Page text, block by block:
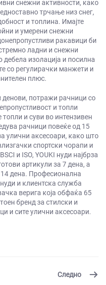
снежни активности, како
трчање низ снег,
и топлина. Имајте
и умерени снежни
ракавици би
ладни и снежни
изолација и посилна
со регулирачки манжети и
плюс.
потражи рачници со
и топли
и суви во интензивен
рачници повеќе од 15
улични аксесоари, како што
спортски чорапи и
и ISO, YOUKI нуди најбрза
артикули за 7 дена, а
дена. Професионална
и клиентска служба
верига која обфаќа 65
бренд за стилски и
и сите улични аксесоари.
Следно